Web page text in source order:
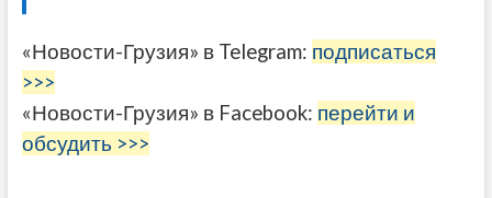
«Новости-Грузия» в Telegram: подписаться
>>>
«Новости-Грузия» в Facebook: перейти и
обсудить >>>